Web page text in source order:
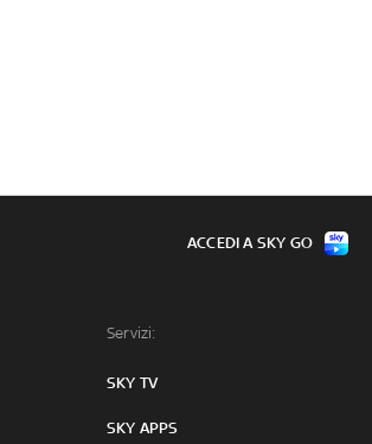
Servizi:
SKY TV
SKY APPS
ACCEDI A SKY GO